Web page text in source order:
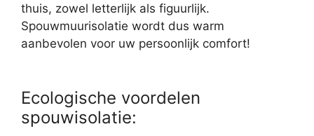
thuis, zowel letterlijk als figuurlijk.
Spouwmuurisolatie wordt dus warm
aanbevolen voor uw persoonlijk comfort!
Ecologische voordelen
spouwisolatie: